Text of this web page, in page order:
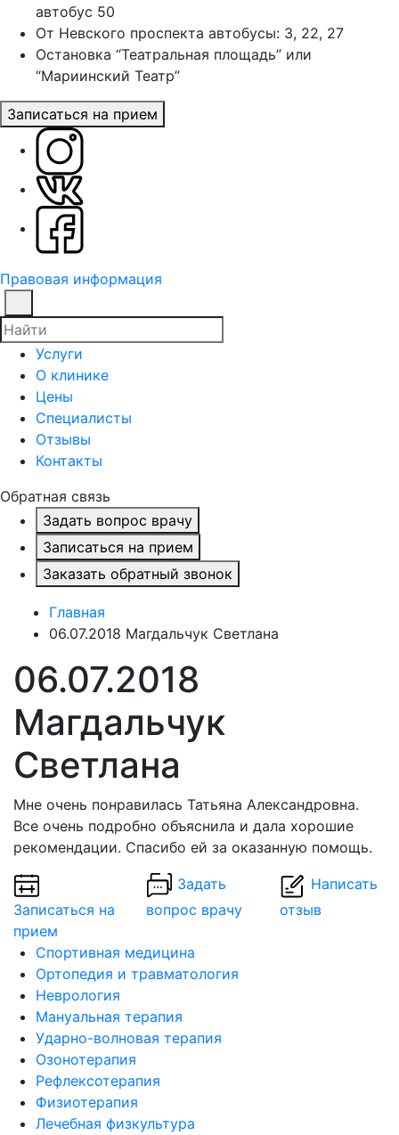
автобус 50
От Невского проспекта автобусы: 3, 22, 27
Остановка “Театральная площадь” или
“Мариинский Театр”
Записаться на прием
Правовая информация
Услуги
О клинике
Цены
Специалисты
Отзывы
Контакты
Обратная связь
Задать вопрос врачу
Записаться на прием
Заказать обратный звонок
Главная
06.07.2018 Магдальчук Светлана
06.07.2018
Магдальчук
Светлана
Мне очень понравилась Татьяна Александровна.
Все очень подробно объяснила и дала хорошие
рекомендации. Спасибо ей за оказанную помощь.
Записаться на
прием
Задать
вопрос врачу
Написать
отзыв
Спортивная медицина
Ортопедия и травматология
Неврология
Мануальная терапия
Ударно-волновая терапия
Озонотерапия
Рефлексотерапия
Физиотерапия
Лечебная физкультура